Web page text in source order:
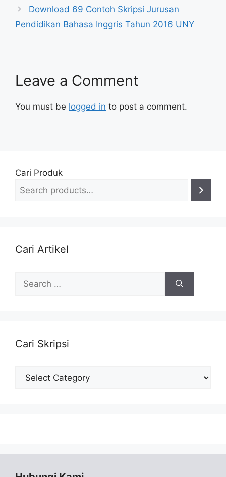
Download 69 Contoh Skripsi Jurusan
Pendidikan Bahasa Inggris Tahun 2016 UNY
Leave a Comment
You must be logged in to post a comment.
Cari Produk
Cari Artikel
for:
Cari Skripsi
Cari
Skripsi